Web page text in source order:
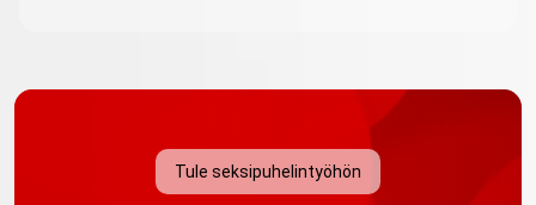
Tule seksipuhelintyöhön